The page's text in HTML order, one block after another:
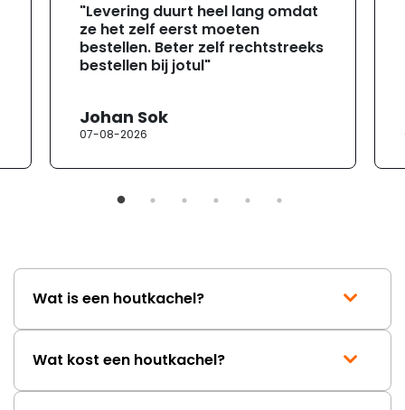
"Levering duurt heel lang omdat
ze het zelf eerst moeten
bestellen. Beter zelf rechtstreeks
bestellen bij jotul"
Johan Sok
07-08-2026
Wat is een houtkachel?
Wat kost een houtkachel?